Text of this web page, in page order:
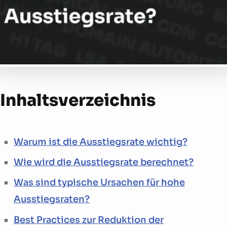
Inhalts­verzeichnis
Warum ist die Ausstiegsrate wichtig?
Wie wird die Ausstiegsrate berechnet?
Was sind typische Ursachen für hohe
Ausstiegsraten?
Best Practices zur Reduktion der